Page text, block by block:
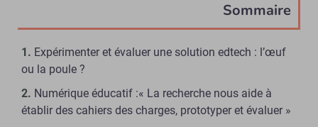
Sommaire
Expérimenter et évaluer une solution edtech : l’œuf
ou la poule ?
Numérique éducatif :« La recherche nous aide à
établir des cahiers des charges, prototyper et évaluer »